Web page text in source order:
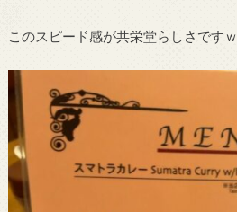
このスピード感が共栄堂らしさですｗ